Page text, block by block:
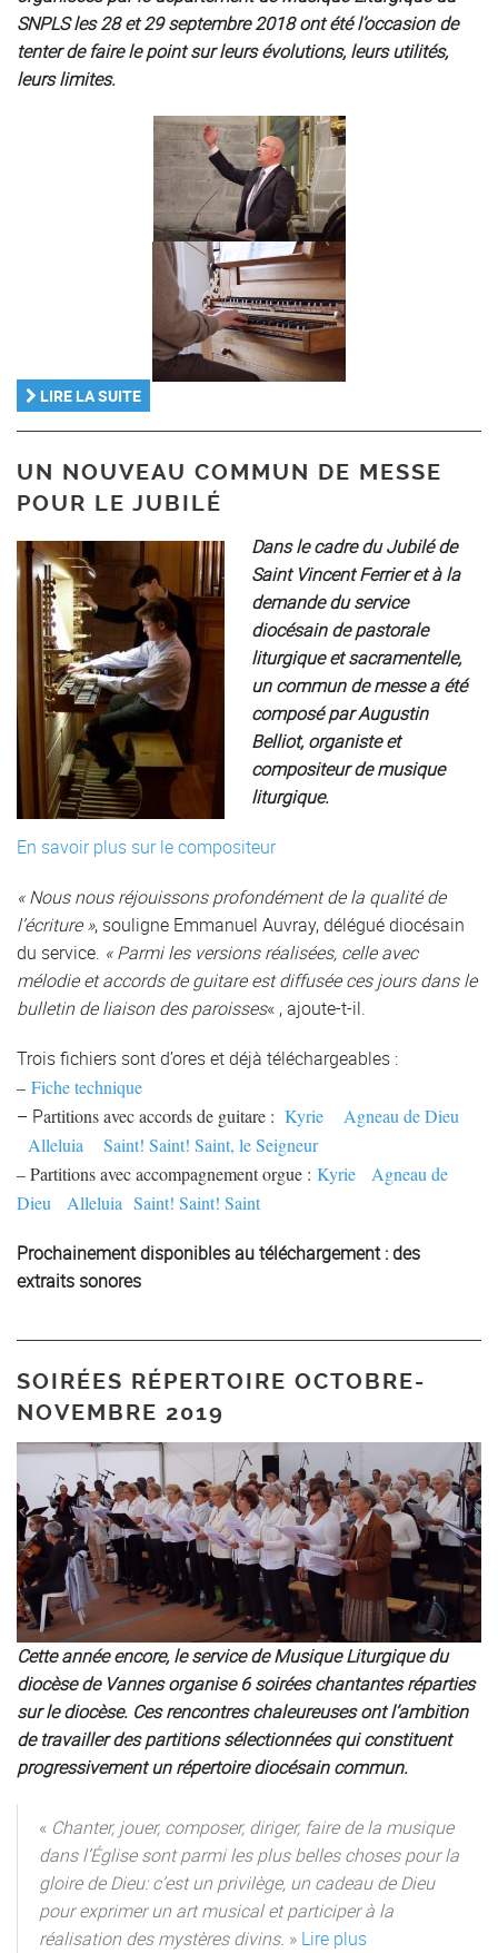
SNPLS les 28 et 29 septembre 2018 ont été l’occasion de
tenter de faire le point sur leurs évolutions, leurs utilités,
leurs limites.
LIRE LA SUITE
UN NOUVEAU COMMUN DE MESSE
POUR LE JUBILÉ
Dans le cadre du Jubilé de
Saint Vincent Ferrier età la
demande du service
diocésain de pastorale
liturgique et sacramentelle,
un commun de messe a été
composé par Augustin
Belliot, organiste et
compositeur de musique
liturgique.
En savoir plus sur le compositeur
« Nous nous réjouissons profondément de la qualité de
l’écriture », souligne Emmanuel Auvray, délégué diocésain
du service. « Parmi les versions réalisées, celle avec
mélodie et accords de guitare est diffusée ces jours dans le
bulletin de liaison des paroisses« , ajoute-t-il.
Trois fichiers sont d’ores et déjà téléchargeables :
– Fiche technique
– Partitions avec accords de guitare : Kyrie
Agneau de Dieu
Alleluia
Saint! Saint! Saint, le Seigneur
– Partitions avec accompagnement orgue : Kyrie
Agneau de
Dieu
Alleluia Saint! Saint! Saint
Prochainement disponibles au téléchargement : des
extraits sonores
SOIRÉES RÉPERTOIRE OCTOBRE-
NOVEMBRE 2019
Cette année encore, le service de Musique Liturgique du
diocèse de Vannes organise 6 soirées chantantes réparties
sur le diocèse. Ces rencontres chaleureuses ont l’ambition
de travailler des partitions sélectionnées qui constituent
progressivement un répertoire diocésain commun.
« Chanter, jouer, composer, diriger, faire de la musique
dans l’Église sont parmi les plus belles choses pour la
gloire de Dieu: c’est un privilège, un cadeau de Dieu
pour exprimer un art musical et participer à la
réalisation des mystères divins. » Lire plus